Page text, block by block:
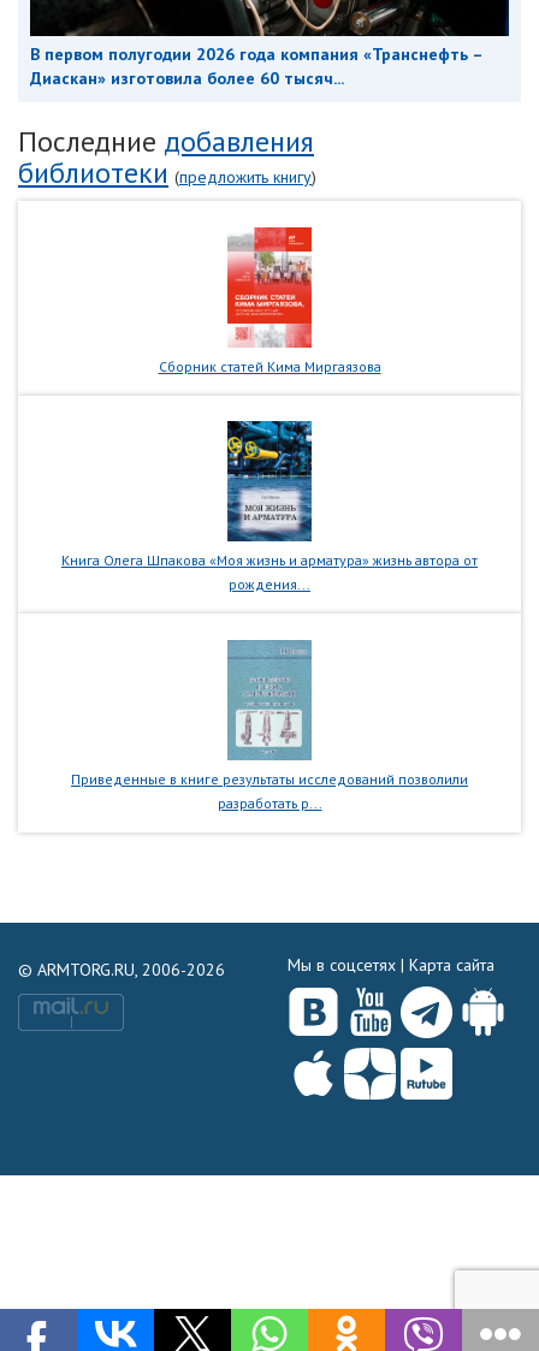
В первом полугодии 2026 года компания «Транснефть –
Диаскан» изготовила более 60 тысяч...
Последние добавления
библиотеки (предложить книгу)
Сборник статей Кима Миргаязова
Книга Олега Шпакова «Моя жизнь и арматура» жизнь автора от
рождения...
Приведенные в книге результаты исследований позволили
разработать р...
© ARMTORG.RU, 2006-2026 Мы в соцсетях | Карта сайта